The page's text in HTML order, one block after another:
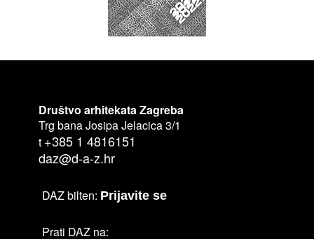
Društvo arhitekata Zagreba
Trg bana Josipa Jelacica 3/1
t +385 1 4816151
daz@d-a-z.hr
DAZ bilten: Prijavite se
Prati DAZ na: